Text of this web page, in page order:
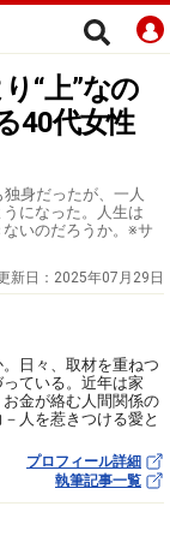
“上”なの
40代女性
身だったが、一人
になった。人生は
いのだろうか。※サ
新日： 2025年07月29日
日々、取材を重ねつ
ている。近年は家
金が絡む人間関係の
人を惹きつける愛と
プロフィール詳細
執筆記事一覧